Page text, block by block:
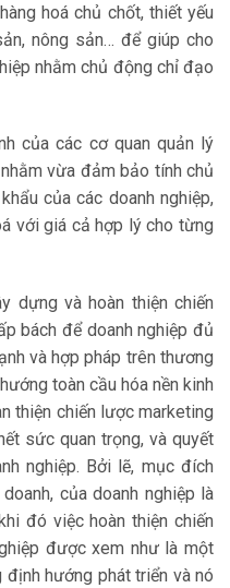
hoá chủ chốt, thiết yếu
nông sản… để giúp cho
nhằm chủ động chỉ đạo
của các cơ quan quản lý
vừa đảm bảo tính chủ
của các doanh nghiệp,
với giá cả hợp lý cho từng
dựng và hoàn thiện chiến
bách để doanh nghiệp đủ
và hợp pháp trên thương
toàn cầu hóa nền kinh
thiện chiến lược marketing
sức quan trọng, và quyết
nghiệp. Bởi lẽ, mục đích
của doanh nghiệp là
đó việc hoàn thiện chiến
được xem như là một
hướng phát triển và nó